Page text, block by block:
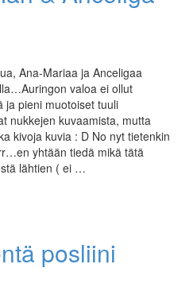
Ana-Mariaa ja Anceligaa
valoa ei ollut
ja pieni muotoiset tuuli
nukkejen kuvaamista, mutta
kivoja kuvia : D No nyt tietenkin
yhtään tiedä mikä tätä
lähtien ( ei …
posliini